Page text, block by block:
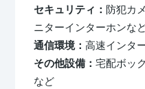
セキュリティ： 防犯カ
ニターインターホンな
通信環境： 高速インタ
その他設備： 宅配ボッ
など